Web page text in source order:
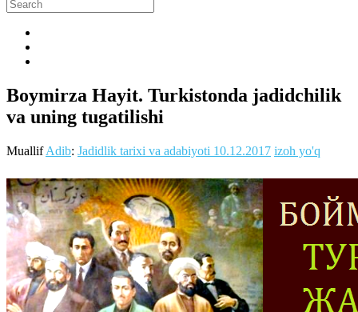
Boymirza Hayit. Turkistonda jadidchilik
va uning tugatilishi
MuallifAdib: Jadidlik tarixi va adabiyoti 10.12.2017 izoh yo'q